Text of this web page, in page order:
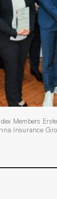
Members
Insurance